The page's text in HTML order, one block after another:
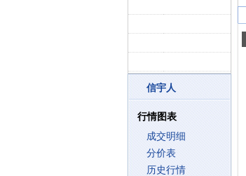
信宇人
行情图表
成交明细
分价表
历史行情